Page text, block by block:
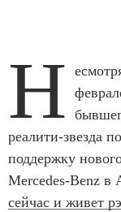
Н
реалити-звезда
поддержку
Mercedes-Benz в
сейчас и живет